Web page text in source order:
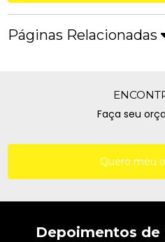
Páginas Relacionadas
Faça seu
Quero meu
Depoimentos de